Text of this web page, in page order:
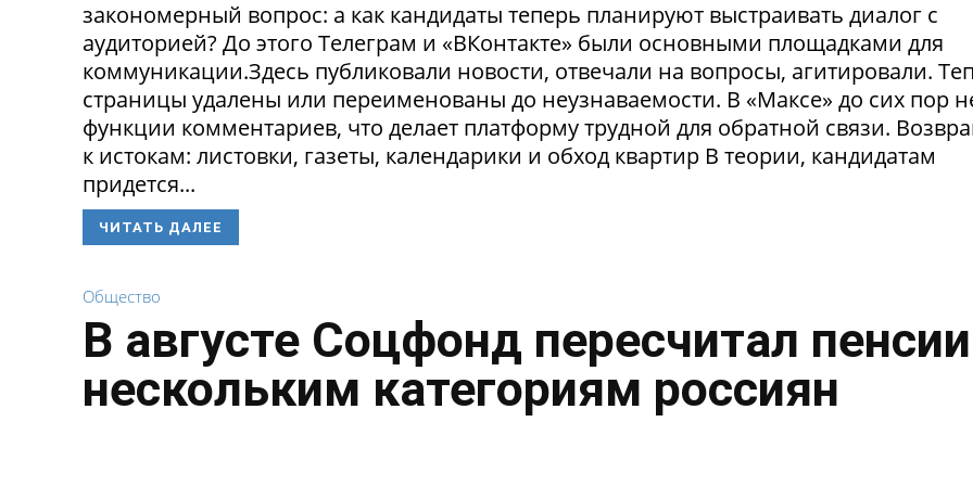
закономерный вопрос: а как кандидаты теперь планируют выстраивать диалог с
аудиторией? До этого Телеграм и «ВКонтакте» были основными площадками для
коммуникации.Здесь публиковали новости, отвечали на вопросы, агитировали.
страницы удалены или переименованы до неузнаваемости. В «Максе» до сих пор
функции комментариев, что делает платформу трудной для обратной связи.
к истокам: листовки, газеты, календарики и обход квартир В теории, кандидатам
придется...
ЧИТАТЬ ДАЛЕЕ
Общество
В августе Соцфонд пересчитал пенсии
нескольким категориям россиян